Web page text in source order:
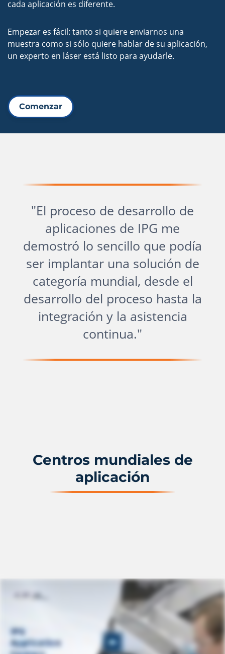
cada aplicación es diferente.
Empezar es fácil: tanto si quiere enviarnos una
muestra como si sólo quiere hablar de su aplicación,
un experto en láser está listo para ayudarle.
Comenzar
"El proceso de desarrollo de
aplicaciones de IPG me
demostró lo sencillo que podía
ser implantar una solución de
categoría mundial, desde el
desarrollo del proceso hasta la
integración y la asistencia
continua."
Centros mundiales de
aplicación